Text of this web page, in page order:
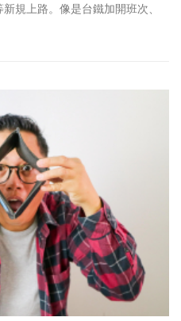
規上路。像是台鐵加開班次、
有TPASS 2.0+開放最高30％優